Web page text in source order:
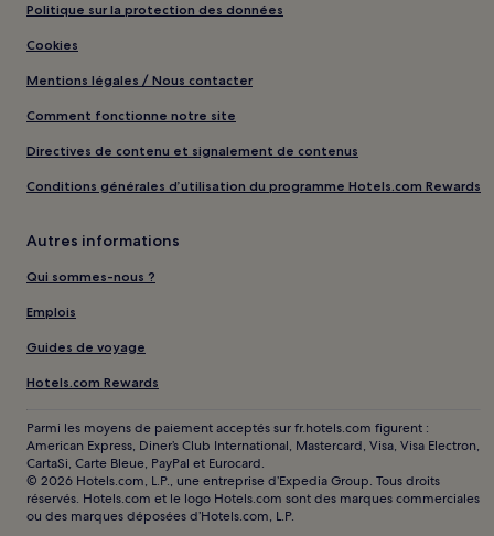
Politique sur la protection des données
Cookies
Mentions légales / Nous contacter
Comment fonctionne notre site
Directives de contenu et signalement de contenus
Conditions générales d’utilisation du programme Hotels.com Rewards
Autres informations
Qui sommes-nous ?
Emplois
Guides de voyage
Hotels.com Rewards
Parmi les moyens de paiement acceptés sur fr.hotels.com figurent :
American Express, Diner’s Club International, Mastercard, Visa, Visa Electron,
CartaSi, Carte Bleue, PayPal et Eurocard.
© 2026 Hotels.com, L.P., une entreprise d’Expedia Group. Tous droits
réservés. Hotels.com et le logo Hotels.com sont des marques commerciales
ou des marques déposées d’Hotels.com, L.P.